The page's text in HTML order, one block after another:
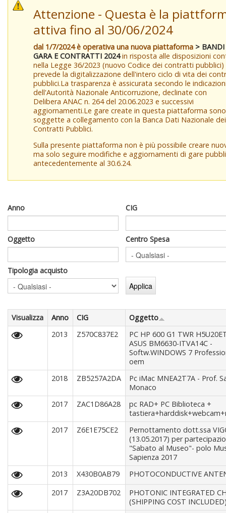
Attenzione - Questa è la
attiva fino al 30/06/2024
dal 1/7/2024 è operativa una nuova piattaforma >
GARA E CONTRATTI 2024in risposta alle disposizioni
nella Legge 36/2023 (nuovo Codice dei contratti pubblici)
prevede la digitalizzazione dell'intero ciclo di vita dei
pubblici.La trasparenza è assicurata secondo le
dell'Autorità Nazionale Anticorruzione, declinate con
Delibera ANAC n. 264 del 20.06.2023 e successivi
aggiornamenti.Le gare create in questa piattaforma sono
soggette a collegamento con la Banca Dati Nazionale dei
Contratti Pubblici.
Sulla presente piattaforma non è più possibile creare
ma solo seguire modifiche e aggiornamenti di gare
antecedentemente al 30.6.24.
Anno CIG
Oggetto Centro Spesa
Tipologia acquisto
Visualizza Anno CIG
Oggetto
2013
Z570C837E2
PC HP 600 G1 TWR
ASUS BM6630-ITVA14C -
Softw.WINDOWS 7
oem
2018
ZB5257A2DA
Pc iMac MNEA2T7A - Prof.
Monaco
2017
ZAC1D86A28
pc RAD+ PC Biblioteca +
2017
Z6E1E75CE2
Pernottamento dott.ssa
(13.05.2017) per
"Sabato al Museo"- polo
Sapienza 2017
2013
X430B0AB79
PHOTOCONDUCTIVE
2017
Z3A20DB702
PHOTONIC INTEGRATED
(SHIPPING COST